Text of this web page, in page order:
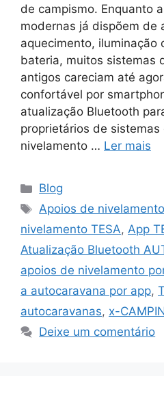
de campismo. Enquanto
modernas já dispõem de
aquecimento, iluminação
bateria, muitos sistemas
antigos careciam até
confortável por
atualização Bluetooth
proprietários de sistemas
nivelamento … Ler mais
Categorias
Blog
Etiquetas
Apoios de
nivelamento TESA, App
Atualização Bluetooth
apoios de nivelamento
a autocaravana por app,
autocaravanas, x-
Deixe um comentário